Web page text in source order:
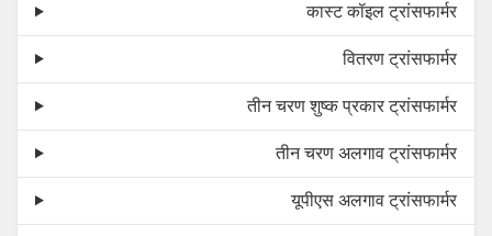
कास्ट कॉइल ट्रांसफार्मर
वितरण ट्रांसफार्मर
तीन चरण शुष्क प्रकार ट्रांसफार्मर
तीन चरण अलगाव ट्रांसफार्मर
यूपीएस अलगाव ट्रांसफार्मर